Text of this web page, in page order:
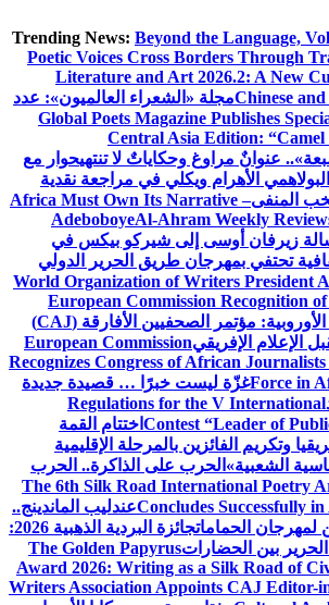
Trending News: Beyond the Language,
Poetic Voices Cross Borders Through
Literature and Art 2026.2: A New
Chineseمجلة «الشعراء العالميون»: عدد
Global Poets Magazine Publishes
Central Asia Edition: “Camel
عنوانٌ مراوغ وحكاياتٌ لا تنتهيحوار مع
الأهرام ويكلي في مراجعة نقدية
المنفىAfrica Must Own Its Narrative –
AdeboboyeAl-Ahram Weekly
زيرفان أوسى إلى شيركو بيكس في
تحتفي بمهرجان طريق الحرير الدولي
World Organization of Writers President
European Commission Recognition
المفوضية الأوروبية: مؤتمر الصحفيين الأفارقة (CAJ)
الإعلام الإفريقيEuropean Commission
Recognizes Congress of African
Force inغزّة ليست خبرًا … قصيدة جديدة
Regulations for the V International
Contest “Leader of اختتام القمة
وتكريم الفائزين بالمرحلة الإقليمية
الشعبية» الحرب على الذاكرة.. الحرب
The 6th Silk Road International Poetry
Concludes Successfullyعندليب الماندينج..
لمهرجان الحمامات
جائزة البردية الذهبية 2026:
بين الحضاراتThe Golden Papyrus
Award 2026: Writing as a Silk Road of
Writers Association Appoints CAJ Editor-